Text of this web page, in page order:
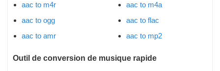
aac to m4r
aac to ogg
aac to amr
aac to m4a
aac to flac
aac to mp2
Outil de conversion de musique rapide